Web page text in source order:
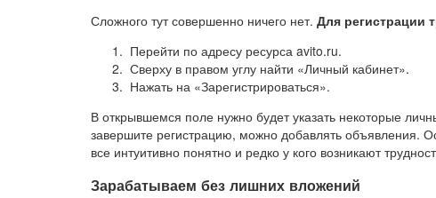
Сложного тут совершенно ничего нет. Для регистрации
Перейти по адресу ресурса avito.ru.
Сверху в правом углу найти «Личный кабинет».
Нажать на «Зарегистрироваться».
В открывшемся поле нужно будет указать некоторые
завершите регистрацию, можно добавлять объявления.
все интуитивно понятно и редко у кого возникают
Зарабатываем без лишних вложений